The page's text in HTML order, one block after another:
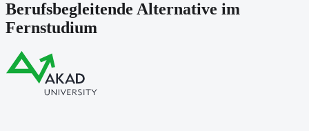
Berufsbegleitende Alternative im
Fernstudium